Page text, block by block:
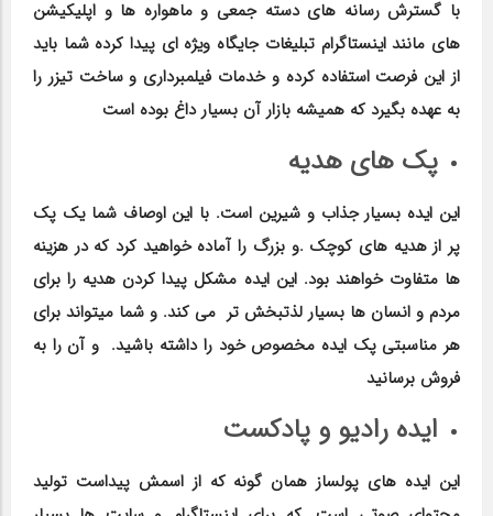
با گسترش رسانه های دسته جمعی و ماهواره ها و اپلیکیشن
های مانند اینستاگرام تبلیغات جایگاه ویژه ای پیدا کرده شما باید
از این فرصت استفاده کرده و خدمات فیلمبرداری و ساخت تیزر را
به عهده بگیرد که همیشه بازار آن بسیار داغ بوده است
پک های هدیه
این ایده بسیار جذاب و شیرین است. با این اوصاف شما یک پک
پر از هدیه های کوچک .و بزرگ را آماده خواهید کرد که در هزینه
ها متفاوت خواهند بود. این ایده مشکل پیدا کردن هدیه را برای
مردم و انسان ها بسیار لذتبخش تر می کند. و شما میتواند برای
هر مناسبتی پک ایده مخصوص خود را داشته باشید. و آن را به
فروش برسانید
ایده رادیو و پادکست
این ایده های پولساز همان گونه که از اسمش پیداست تولید